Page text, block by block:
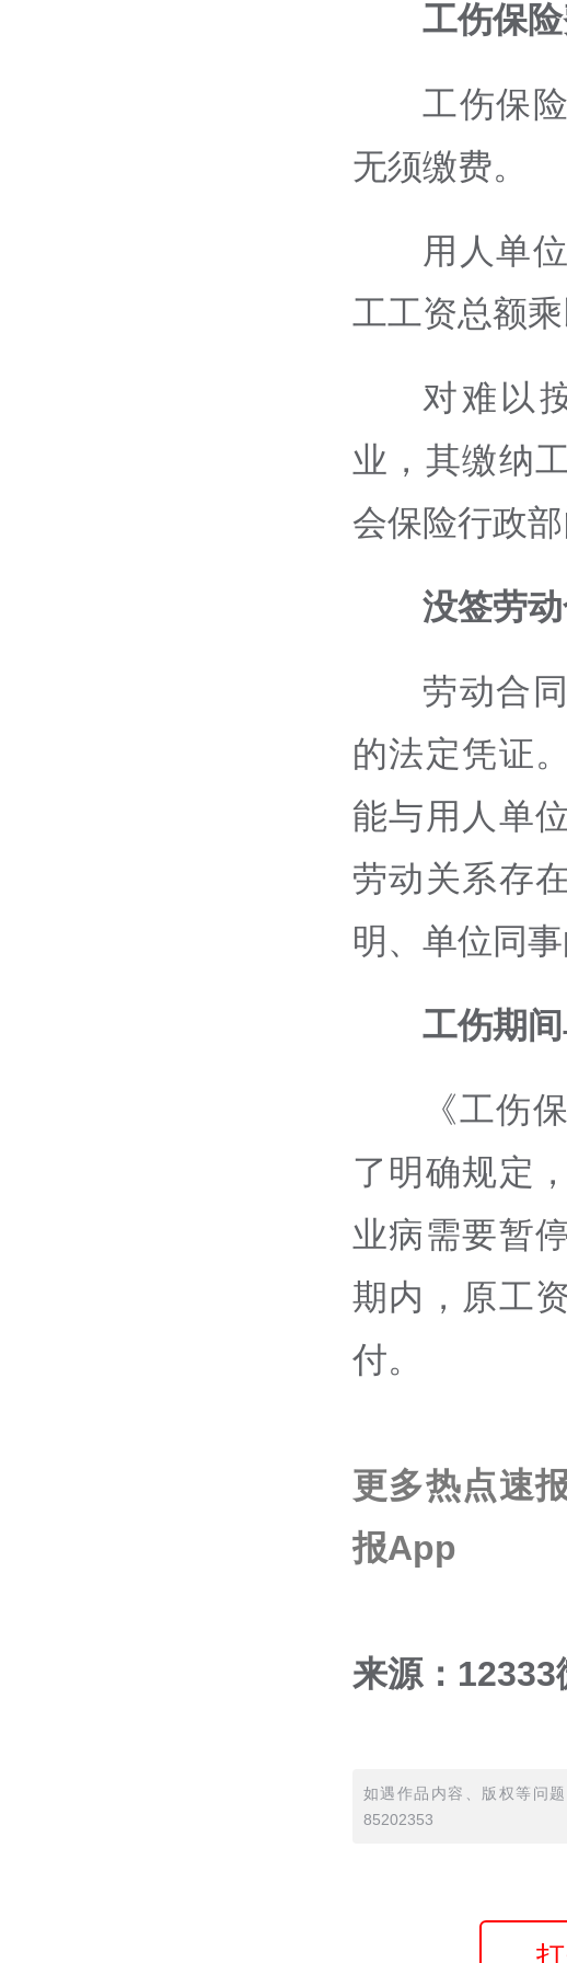
工伤保
工伤保
无须缴费。
用人单
工工资总额
对难以
业，其缴纳
会保险行政部
没签劳
劳动合
的法定凭证
能与用人单
劳动关系存
明、单位同事
工伤期
《工伤
了明确规定
业病需要暂
期内，原工
付。
更多热点速
报App
来源：
如遇作品内容、版权等问
85202353